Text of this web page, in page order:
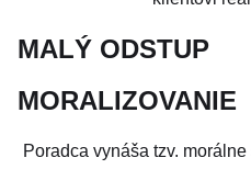
MALÝ ODSTUP
MORALIZOVANIE
Poradca vynáša tzv.